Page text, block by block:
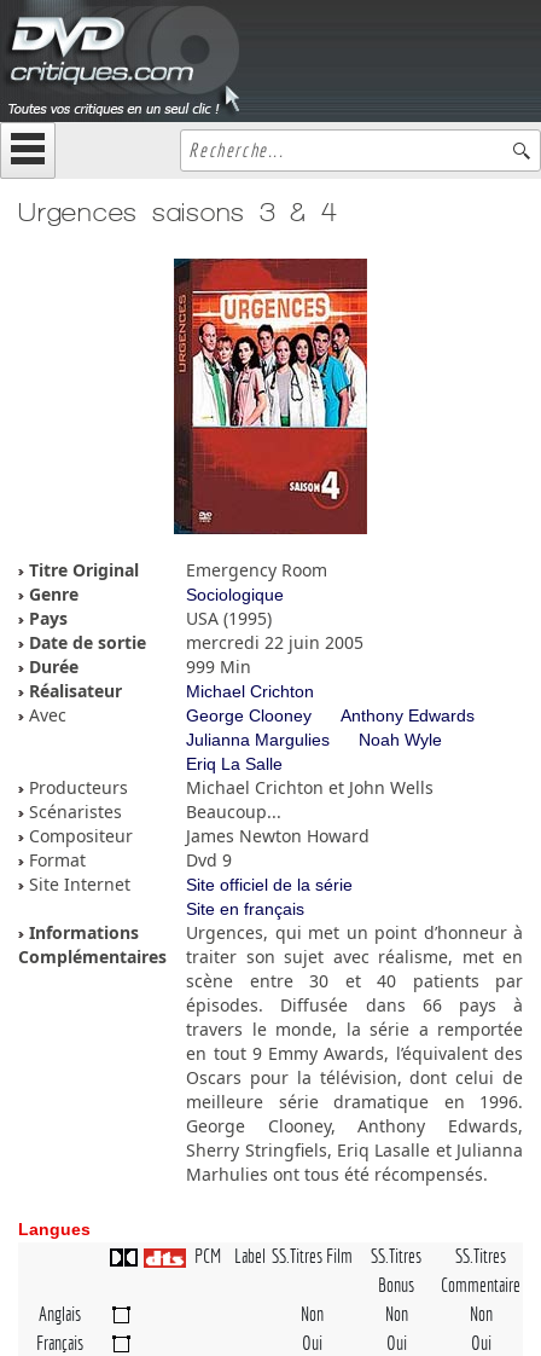
Urgences saisons 3 & 4
Titre Original
Emergency Room
Genre
Sociologique
Pays
USA (1995)
Date de sortie
mercredi 22 juin 2005
Durée
999 Min
Réalisateur
Michael Crichton
Avec George Clooney
Anthony Edwards
Julianna Margulies
Noah Wyle
Eriq La Salle
Producteurs
Michael Crichton et John Wells
Scénaristes
Beaucoup...
Compositeur
James Newton Howard
Format
Dvd 9
Site Internet
Site officiel de la série
Site en français
Informations
Complémentaires
Urgences, qui met un point d’honneur à
traiter son sujet avec réalisme, met en
scène entre 30 et 40 patients par
épisodes. Diffusée dans 66 pays à
travers le monde, la série a remportée
en tout 9 Emmy Awards, l’équivalent des
Oscars pour la télévision, dont celui de
meilleure série dramatique en 1996.
George Clooney, Anthony Edwards,
Sherry Stringfiels, Eriq Lasalle et Julianna
Marhulies ont tous été récompensés.
Langues
PCM Label SS.Titres Film
SS.Titres
Bonus
SS.Titres
Commentaire
Anglais
Non Non
Non
Français
Oui Oui Oui